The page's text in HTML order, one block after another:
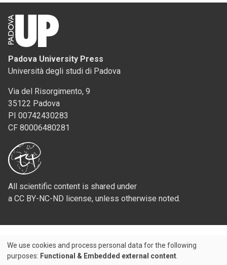
Padova University Press
Università degli studi di Padova
Via del Risorgimento, 9
35122 Padova
PI 00742430283
CF 80006480281
All scientific content is shared under
a CC BY-NC-ND license, unless otherwise noted.
Use
We use cookies and process personal data for the following
purposes: Functional & Embedded external content